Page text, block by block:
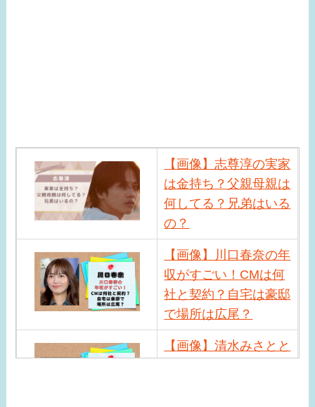
【画像】志尊淳の実家
は金持ち？父親母親は
何してる？兄弟はいる
の？
【画像】川口春奈の年
収がすごい！CMは何
社と契約？自宅は豪邸
で場所は広尾？
【画像】清水みさとと